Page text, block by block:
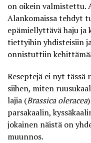
on oikein valmistettu.
Alankomaissa tehdyt
epämiellyttävä haju
tiettyihin yhdisteisiin
onnistuttiin
Reseptejä ei nyt tässä
siihen, miten
lajia (Brassica oleracea
parsakaalin,
jokainen näistä on
muunnos.